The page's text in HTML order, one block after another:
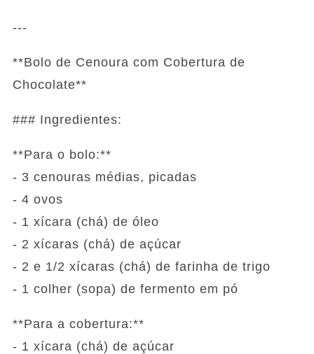
---
**Bolo de Cenoura com Cobertura de
Chocolate**
### Ingredientes:
**Para o bolo:**
- 3 cenouras médias, picadas
- 4 ovos
- 1 xícara (chá) de óleo
- 2 xícaras (chá) de açúcar
- 2 e 1/2 xícaras (chá) de farinha de trigo
- 1 colher (sopa) de fermento em pó
**Para a cobertura:**
- 1 xícara (chá) de açúcar